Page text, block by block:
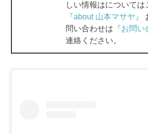
しい情報はについては
『about 山本マサヤ』
問い合わせは 『お問
連絡ください。